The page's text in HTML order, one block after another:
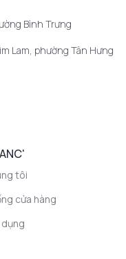
Bình Trưng
Lam, phường Tân Hưng
tôi
cửa hàng